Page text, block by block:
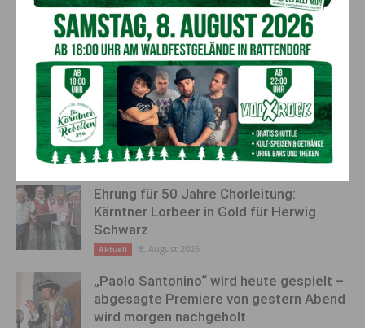
Vorheriger Artikel
Amtsübergabe in Lendorf:
Simon Pleschberger folgt
Marika Lagger-Pöllinger als
Bürgermeister
Nächster Artikel
Ein Künstler kehrt zurück:
Theodor Herzmansky im
Fokus
AKTUELLES
Ehrung für 50 Jahre Chorleitung:
Kärntner Lorbeer in Gold für Herwig
Schwarz
Aktuell 8. August 2026
„Paolo Santonino“ wird heute gespielt –
abgesagte Premiere von gestern Abend
wird morgen nachgeholt